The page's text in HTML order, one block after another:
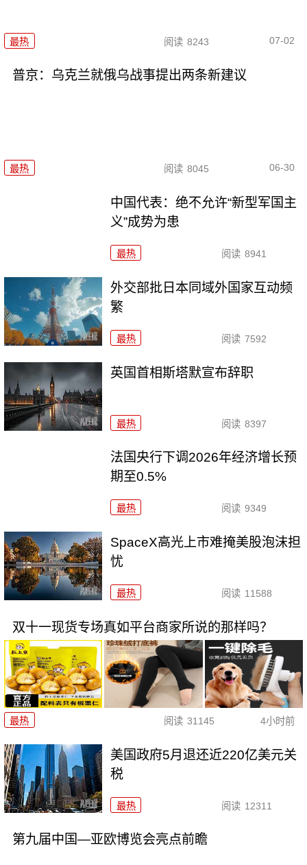
最热 阅读 8243 07-02
普京：乌克兰就俄乌战事提出两条新建议
最热 阅读 8045 06-30
中国代表：绝不允许“新型军国主
义”成势为患
最热 阅读 8941
外交部批日本同域外国家互动频
繁
最热 阅读 7592
英国首相斯塔默宣布辞职
最热 阅读 8397
法国央行下调2026年经济增长预
期至0.5%
最热 阅读 9349
SpaceX高光上市难掩美股泡沫担
忧
最热 阅读 11588
双十一现货专场真如平台商家所说的那样吗？
最热 阅读 31145 4小时前
美国政府5月退还近220亿美元关
税
最热 阅读 12311
第九届中国—亚欧博览会亮点前瞻